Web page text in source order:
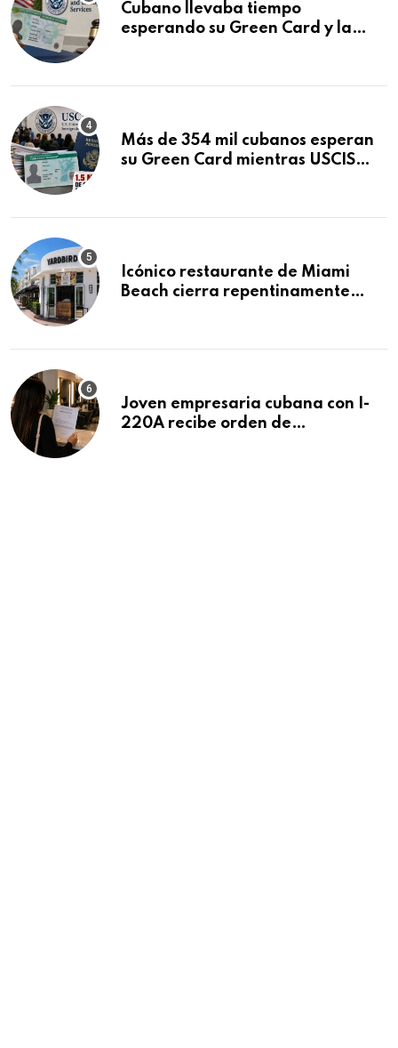
Cubano llevaba tiempo
esperando su Green Card y la
Más de 354 mil cubanos esperan
su Green Card mientras USCIS
Icónico restaurante de Miami
Beach cierra repentinamente
Joven empresaria cubana con I-
220A recibe orden de